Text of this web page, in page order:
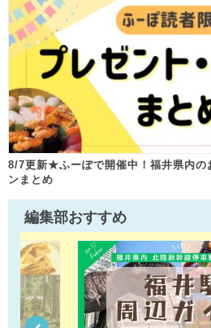
8/7更新★ふーぽで開催中！福井県内の
ンまとめ
編集部おすすめ